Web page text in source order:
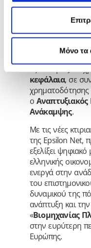
Mόνο τα
Η εταιρία θα
έξοδα
ιδιόκτητες
κόστος της
τους και ο
εξοπλισμός, θα
κεφάλαια, σε
χρηματοδότησης
ο
Ανάκαμψης.
Με τις νέες
της Epsilon Net,
εξελίξει
ελληνικής
ενεργά στην
του
δυναμικού της
ανάπτυξη και
«Βιομηχανίας
στην ευρύτερη
Ευρώπης.